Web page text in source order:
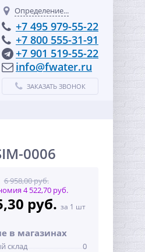
Определение...
+7 495 979-55-22
+7 800 555-31-91
+7 901 519-55-22
info@fwater.ru
ЗАКАЗАТЬ ЗВОНОК
0006
6 958,00 руб.
4 522,70 руб.
руб. за 1 шт
в магазинах
склад
0